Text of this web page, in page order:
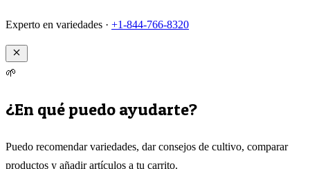
Experto en variedades · +1-844-766-8320
🌱
¿En qué puedo ayudarte?
Puedo recomendar variedades, dar consejos de cultivo, comparar
productos y añadir artículos a tu carrito.